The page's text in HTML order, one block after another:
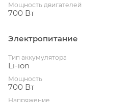
Мощность двигателей
700 Вт
Электропитание
Тип аккумулятора
Li-ion
Мощность
700 Вт
Напряжение